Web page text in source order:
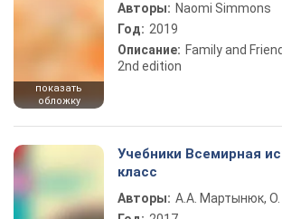
показать
обложку
Авторы: Naomi Simmons
Год: 2019
Описание: Family and
2nd edition
Учебники Всемирная
класс
Авторы: А.А. Мартынюк, О.